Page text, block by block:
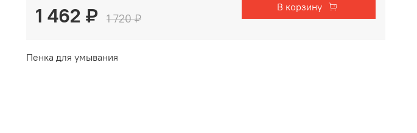
1 462 ₽ 1 720 ₽
В корзину
Пенка для умывания